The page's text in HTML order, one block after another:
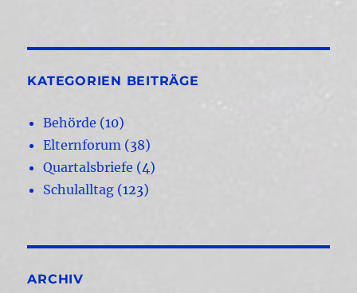
KATEGORIEN BEITRÄGE
Behörde (10)
Elternforum (38)
Quartalsbriefe (4)
Schulalltag (123)
ARCHIV